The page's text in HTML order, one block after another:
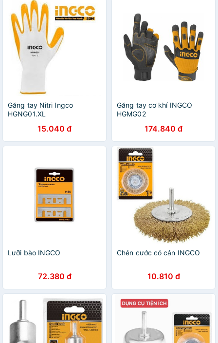
Găng tay Nitri Ingco
HGNG01.XL
15.040 đ
Găng tay cơ khí INGCO
HGMG02
174.840 đ
Lưỡi bào INGCO
72.380 đ
Chén cước có cán INGCO
10.810 đ